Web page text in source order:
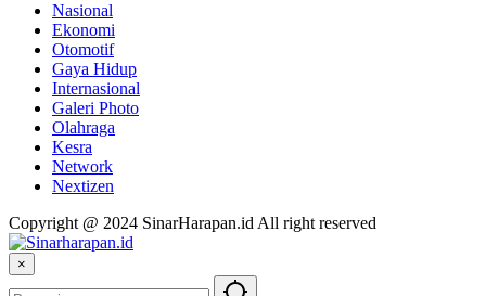
Nasional
Ekonomi
Otomotif
Gaya Hidup
Internasional
Galeri Photo
Olahraga
Kesra
Network
Nextizen
Copyright @ 2024 SinarHarapan.id All right reserved
×